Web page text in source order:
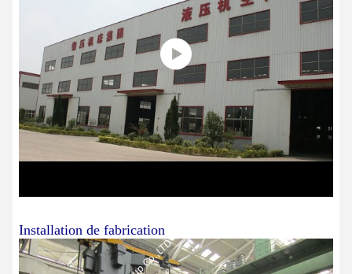
Installation de fabrication